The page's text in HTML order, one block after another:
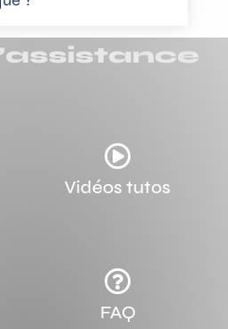

Vidéos tutos

FAQ